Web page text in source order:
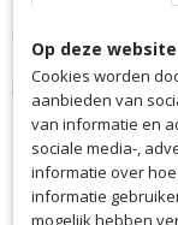
3126
Productcode
3126
conventionele
je je
stabiele bodemvak
spullen apart te
comfortabel dankzij
draagbeugel.
Op deze
Cookies worden
aanbieden van
van informatie en
sociale media-,
informatie over
informatie
mogelijk hebben